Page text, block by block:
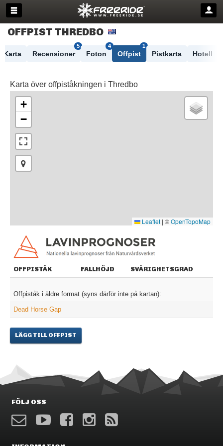
OFFPIST THREDBO
Karta Recensioner
5
Foton
4
Offpist
1
Pistkarta Hotell
Karta över offpiståkningen i Thredbo
+
−
Leaflet | ©OpenTopoMap
OFFPISTÅK FALLHÖJD SVÅRIGHETSGRAD
Offpiståk i äldre format (syns därför inte på kartan):
Dead Horse Gap
LÄGG TILL OFFPIST
FÖLJ OSS